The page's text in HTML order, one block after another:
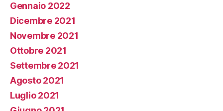
Gennaio 2022
Dicembre 2021
Novembre 2021
Ottobre 2021
Settembre 2021
Agosto 2021
Luglio 2021